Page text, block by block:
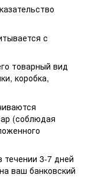
с
товарный вид
коробка,
(соблюдая
течении 3-7 дней
ваш банковский